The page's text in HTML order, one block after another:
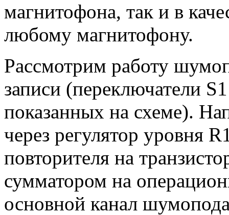
магнитофона, так и в
любому магнитофону.
Рассмотрим работу
записи (переключатели
показанных на схеме).
через регулятор уровня
повторителя на
сумматором на
основной канал